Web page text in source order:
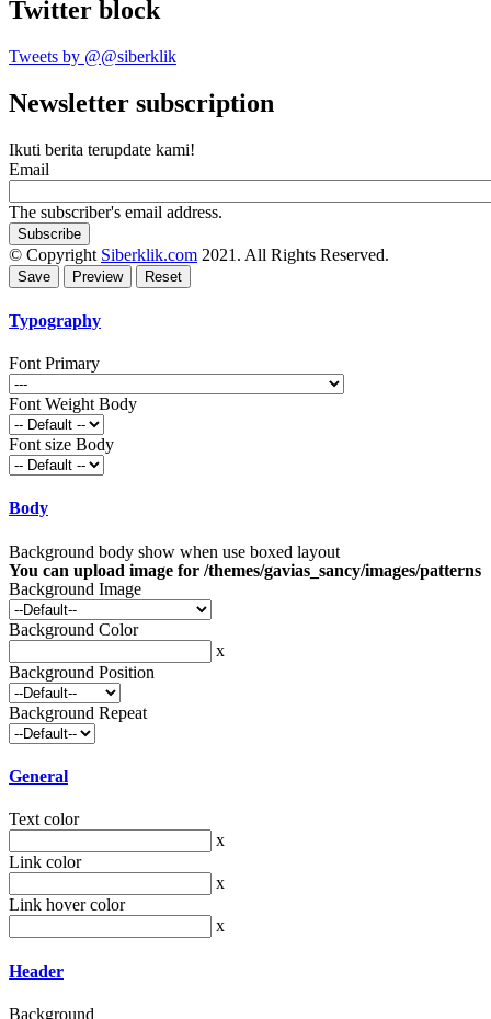
Twitter block
Tweets by @@siberklik
Newsletter subscription
Ikuti berita terupdate kami!
Email
The subscriber's email address.
© Copyright Siberklik.com 2021. All Rights Reserved.
Typography
Font Primary
Font Weight Body
Font size Body
Body
Background body show when use boxed layout
You can upload image for /themes/gavias_sancy/images/patterns
Background Image
Background Color
x
Background Position
Background Repeat
General
Text color
x
Link color
x
Link hover color
x
Header
Background